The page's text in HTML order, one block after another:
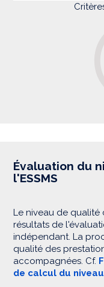
Évaluation du
l'ESSMS
Le niveau de qualité
résultats de
indépendant. La
qualité des
accompagnées. Cf.
de calcul du